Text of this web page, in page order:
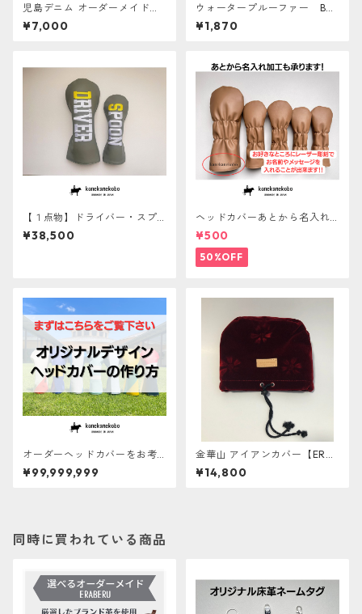
児島デニム オーダーメイドヘ
ッドカバー【ERABERU】
¥7,000
ウォータープルーファー BRI
GA GOLF
¥1,870
【１点物】ドライバー・スプ
ーン用ヘッドカバー『DRIVE
R・SPOON』 防水加工羊
¥38,500
ヘッドカバーあとから名入れ
サービス
¥500
50%OFF
オーダーヘッドカバーをお考
えのお客様へ
¥99,999,999
金華山 アイアンカバー【ERAB
ERU】
¥14,800
同時に買われている商品